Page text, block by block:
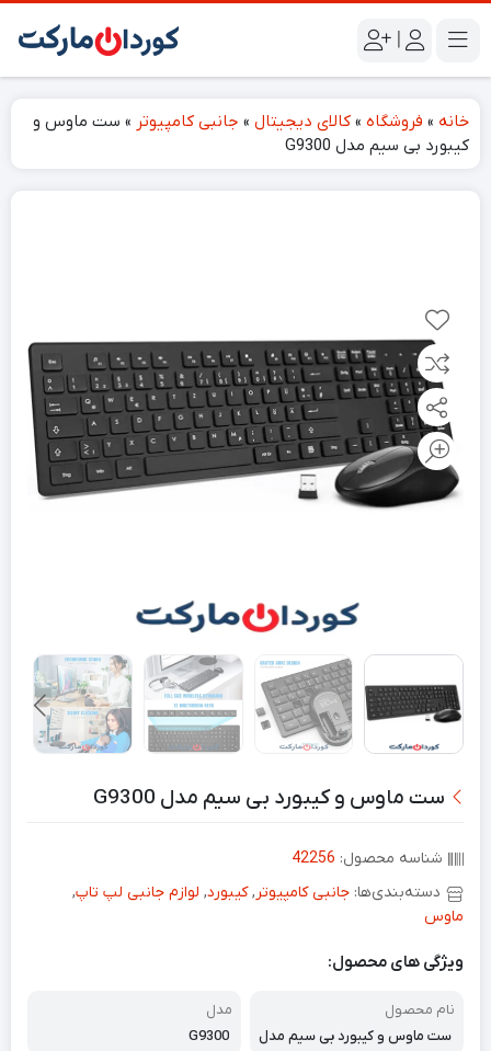
|
خانه » فروشگاه » کالای دیجیتال » جانبی کامپیوتر » ست ماوس و
کیبورد بی سیم مدل G9300
ست ماوس و کیبورد بی سیم مدل G9300
شناسه محصول: 42256
دسته‌بندی‌ها: جانبی کامپیوتر,کیبورد, لوازم جانبی لپ تاپ,
ماوس
ویژگی های محصول:
نام محصول
ست ماوس و کیبورد بی سیم مدل
مدل
G9300